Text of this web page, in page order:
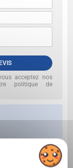
acceptez nos
politique de